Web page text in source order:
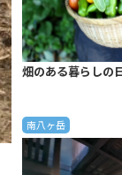
畑のある暮らしの
南八ヶ岳